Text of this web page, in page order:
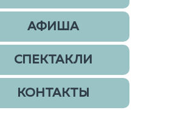
АФИША
СПЕКТАКЛИ
КОНТАКТЫ